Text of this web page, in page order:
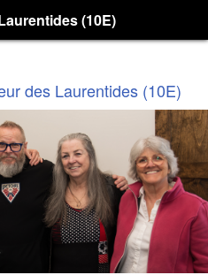
(10E)
des Laurentides (10E)